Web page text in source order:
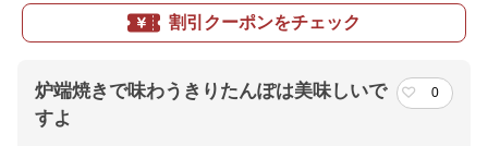
割引クーポンをチェック
炉端焼きで味わうきりたんぽは美味しいで
すよ
0